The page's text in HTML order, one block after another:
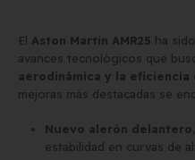
El Aston Martin AMR25 ha
avances tecnológicos que
aerodinámica y la
mejoras más destacadas se
Nuevo alerón delantero
estabilidad en curvas de